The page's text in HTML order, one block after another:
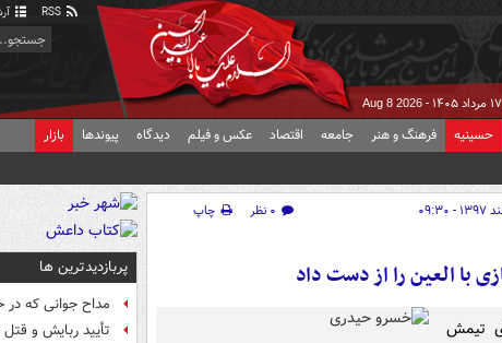
Aug 8 2026
حسینیه فرهنگ و هنر جامعه اقتصاد عکس و فیلم دیدگاه پیوندها بازار
۰ نظر
چاپ
با العین را از دست داد
تیمش
پربازدیدترین ها
مداح جوانی که در
تأیید ربایش و